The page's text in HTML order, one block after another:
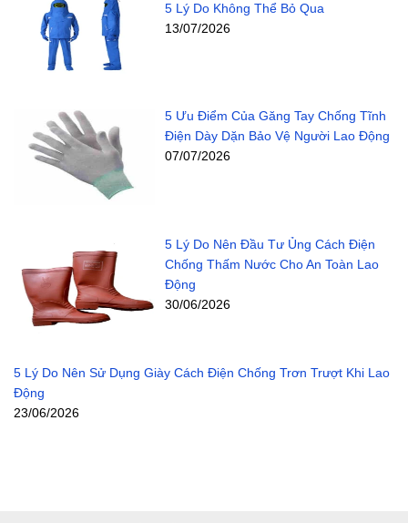
5 Lý Do Không Thể Bỏ Qua
13/07/2026
5 Ưu Điểm Của Găng Tay Chống Tĩnh
Điện Dày Dặn Bảo Vệ Người Lao Động
07/07/2026
5 Lý Do Nên Đầu Tư Ủng Cách Điện
Chống Thấm Nước Cho An Toàn Lao
Động
30/06/2026
5 Lý Do Nên Sử Dụng Giày Cách Điện Chống Trơn Trượt Khi Lao
Động
23/06/2026